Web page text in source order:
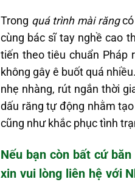
Trong quá trình mài răngcó
cùng bác sĩ tay nghề cao
tiến theo tiêu chuẩn Pháp
không gây ê buốt quá
nhẹ nhàng, rút ngắn thời
dấu răng tự động nhằm
cũng như khắc phục tình
Nếu bạn còn bất cứ
xin vui lòng liên hệ với